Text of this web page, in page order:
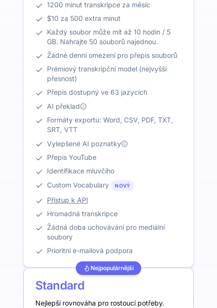
1200 minut transkripce za měsíc
$10 za 500 extra minut
Každý soubor může mít až 10 hodin / 5
GB. Nahrajte 50 souborů najednou.
Žádné denní omezení pro přepis souborů
Prémiový transkripční model (nejvyšší
přesnost)
Přepis dostupný ve 63 jazycích
AI překlad
Formáty exportu: Word, CSV, PDF, TXT,
SRT, VTT
Vylepšené AI poznatky
Přepis YouTube
Identifikace mluvčího
Custom Vocabulary
NOVÝ
Přístup k API
Hromadná transkripce
Žádná doba uchovávání pro mediální
soubory
Prioritní e-mailová podpora
Nejpopulárnější
Standard
Nejlepší rovnováha pro rostoucí potřeby.